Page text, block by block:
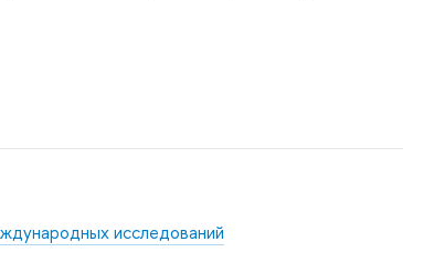
исследований